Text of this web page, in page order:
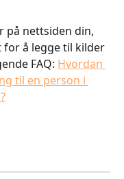
på nettsiden din,
for å legge til kilder
FAQ: Hvordan
til en person i